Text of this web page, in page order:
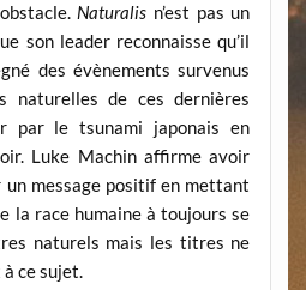
Naturalis n’est pas un
son leader reconnaisse qu’il
des évènements survenus
naturelles de ces dernières
par le tsunami japonais en
Luke Machin affirme avoir
un message positif en mettant
la race humaine à toujours se
naturels mais les titres ne
ce sujet.